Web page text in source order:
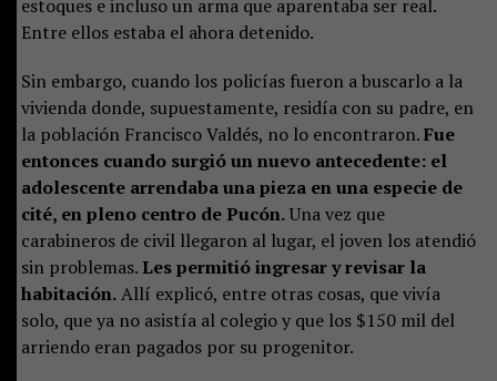
estoques e incluso un arma que aparentaba ser real.
Entre ellos estaba el ahora detenido.
Sin embargo, cuando los policías fueron a buscarlo a la
vivienda donde, supuestamente, residía con su padre, en
la población Francisco Valdés, no lo encontraron.Fue
entonces cuando surgió un nuevo antecedente: el
adolescente arrendaba una pieza en una especie de
cité, en pleno centro de Pucón.Una vez que
carabineros de civil llegaron al lugar, el joven los atendió
sin problemas. Les permitió ingresar y revisar la
habitación.Allí explicó, entre otras cosas, que vivía
solo, que ya no asistía al colegio y que los $150 mil del
arriendo eran pagados por su progenitor.